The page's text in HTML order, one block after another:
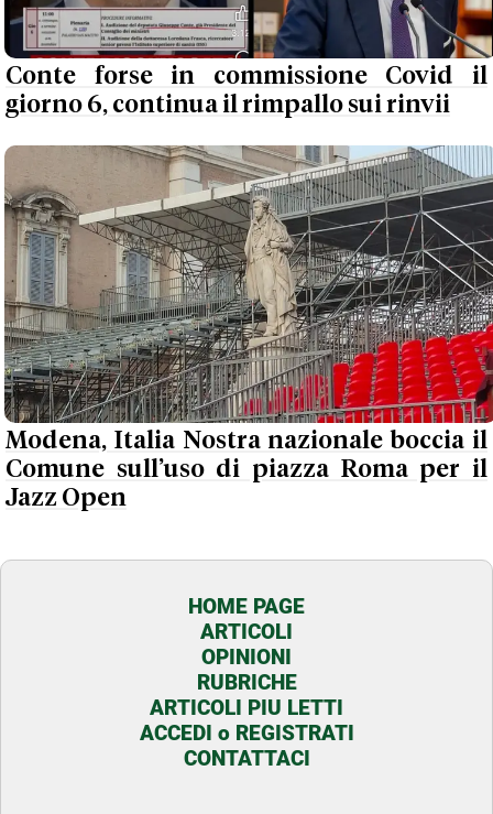
Conte forse in commissione Covid il
giorno 6, continua il rimpallo sui rinvii
Modena, Italia Nostra nazionale boccia il
Comune sull’uso di piazza Roma per il
Jazz Open
HOME PAGE
ARTICOLI
OPINIONI
RUBRICHE
ARTICOLI PIU LETTI
ACCEDI o REGISTRATI
CONTATTACI